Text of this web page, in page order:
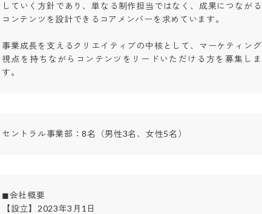
していく方針であり、単なる制作担当ではなく、成果につながる
コンテンツを設計できるコアメンバーを求めています。
事業成長を支えるクリエイティブの中核として、マーケティング
視点を持ちながらコンテンツをリードいただける方を募集しま
す。
セントラル事業部：8名（男性3名、女性5名）
◼︎会社概要
【設立】2023年3月1日